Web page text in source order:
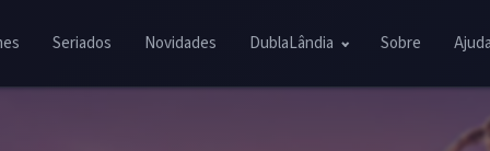
Seriados Novidades DublaLândia Sobre